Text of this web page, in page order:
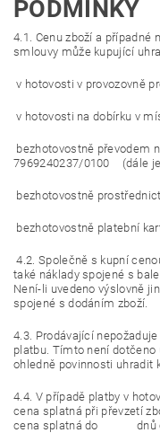
PODMÍNKY
4.1. Cenu zboží a případné
smlouvy může kupující
v hotovosti v provozovně
v hotovosti na dobírku v
bezhotovostně převodem
7969240237/0100 (dále
bezhotovostně
bezhotovostně platební
4.2. Společně s kupní
také náklady spojené s
Není-li uvedeno výslovně
spojené s dodáním zboží.
4.3. Prodávající
platbu. Tímto není
ohledně povinnosti uhradit
4.4. V případě platby v
cena splatná při převzetí
cena splatná do dnů od